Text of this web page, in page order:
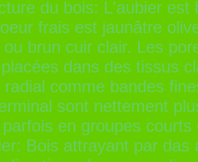
du bois: L'aubier
frais est jaunâtre
brun cuir clair. Les
dans des tissus
comme bandes
sont nettement
en groupes
Bois attrayant par